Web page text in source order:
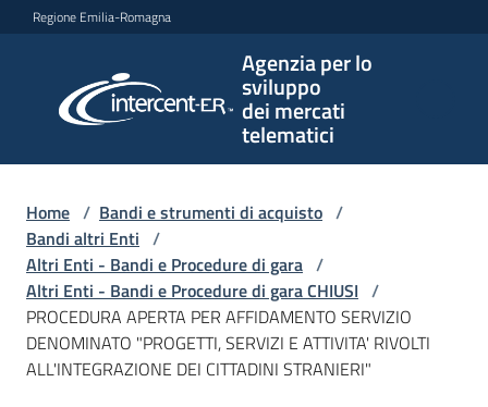
Vai al contenuto
Vai alla navigazione
Vai al footer
Regione Emilia-Romagna
Agenzia per lo
sviluppo
dei mercati
telematici
per lo
sviluppo
telematici
L'Agenzia
Home / Bandi e strumenti di acquisto /
Bandi altri Enti /
Altri Enti - Bandi e Procedure di gara /
Altri Enti - Bandi e Procedure di gara CHIUSI /
PROCEDURA APERTA PER AFFIDAMENTO SERVIZIO
DENOMINATO "PROGETTI, SERVIZI E ATTIVITA' RIVOLTI
ALL'INTEGRAZIONE DEI CITTADINI STRANIERI"